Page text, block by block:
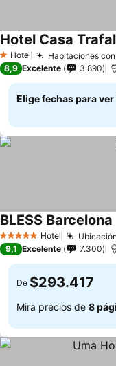
1 Estrellas
Hotel Habitaciones
Hotel Casa
8,9 Excelente 3.890
Elige fechas para
5 Estrellas Hotel
BLESS Barcelona
9,1 Excelente 7.300
De $293.417
Mira precios de 8